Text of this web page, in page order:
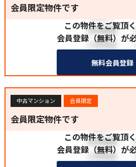
会員限定物件です
この物件をご覧頂く
会員登録（無料）が必
無料会員登録
中古マンション 会員限定
会員限定物件です
この物件をご覧頂く
会員登録（無料）が必